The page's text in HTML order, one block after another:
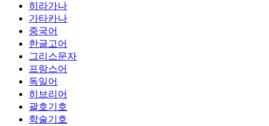
히라가나
가타카나
중국어
한글고어
그리스문자
프랑스어
독일어
히브리어
괄호기호
학술기호